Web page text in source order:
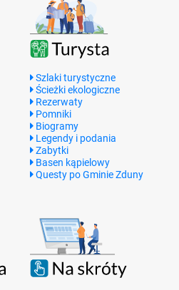
Szlaki turystyczne
Ścieżki ekologiczne
Rezerwaty
Pomniki
Biogramy
Legendy i podania
Zabytki
Basen kąpielowy
Questy po Gminie Zduny